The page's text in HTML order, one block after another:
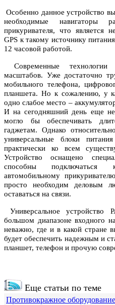
Особенно данное устройство
необходимые навигаторы
прикуривателя, что является
GPS к такому источнику
12 часовой работой.
Современные технологии
масштабов. Уже достаточно
мобильного телефона,
планшета. Но к сожалению, у
одно слабое место –
И на сегодняшний день еще не
могло бы обеспечивать
гаджетам. Однако
универсальные блоки
практически ко всем
Устройство оснащено
способны подключаться
автомобильному
просто необходим деловым
оставаться на связи.
Универсальное
большом диапазоне входного
неважно, где и в какой стране
будет обеспечить надежным и
планшет, телефон и прочую
Еще статьи по теме
Противокражное